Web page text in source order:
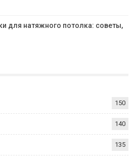
для натяжного потолка: советы,
150
140
135